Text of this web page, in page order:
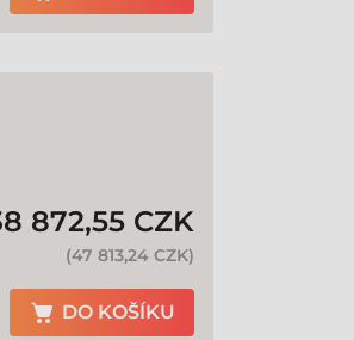
872,55 CZK
(47 813,24 CZK)
DO KOŠÍKU